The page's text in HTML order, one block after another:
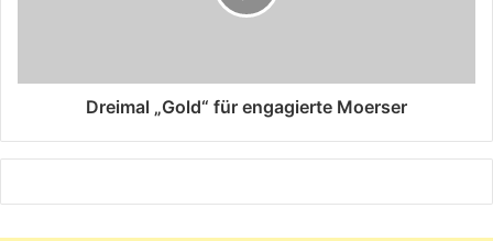
Dreimal „Gold“ für engagierte Moerser